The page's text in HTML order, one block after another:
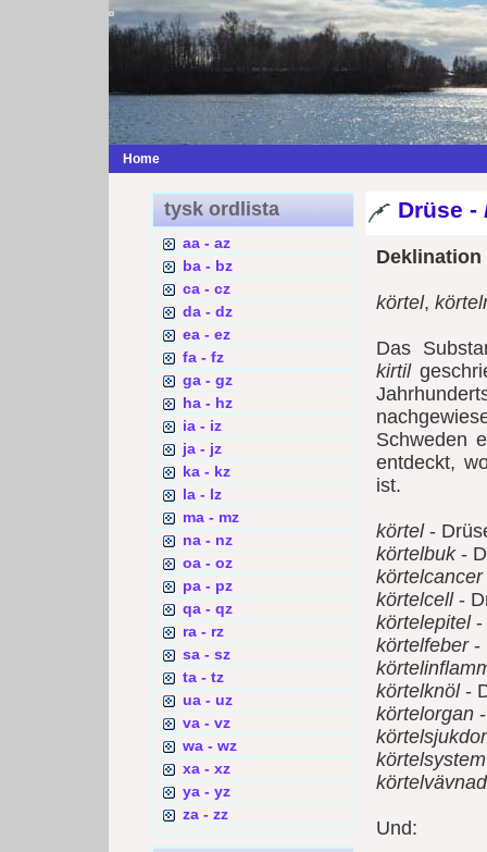
Home
tysk ordlista
aa - az
ba - bz
ca - cz
da - dz
ea - ez
fa - fz
ga - gz
ha - hz
ia - iz
ja - jz
ka - kz
la - lz
ma - mz
na - nz
oa - oz
pa - pz
qa - qz
ra - rz
sa - sz
ta - tz
ua - uz
va - vz
wa - wz
xa - xz
ya - yz
za - zz
Drüse -
körtel,
Das
kirtil
Schweden
entdeckt,
ist.
körtel-
körtelbuk-
körtelcancer
körtelcell-
körtelepitel-
körtelfeber-
körtelknöl-
körtelorgan
körtelsystem
körtelvävnad
Und: